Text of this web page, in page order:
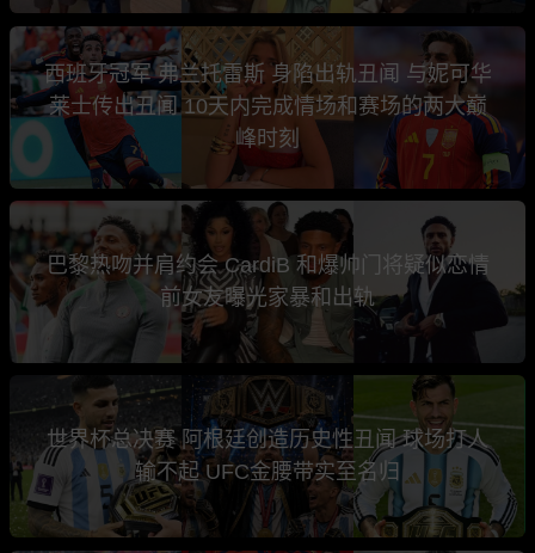
西班牙冠军 弗兰托雷斯 身陷出轨丑闻 与妮可华
莱士传出丑闻 10天内完成情场和赛场的两大巅
峰时刻
巴黎热吻并肩约会 CardiB 和爆帅门将疑似恋情
前女友曝光家暴和出轨
世界杯总决赛 阿根廷创造历史性丑闻 球场打人
输不起 UFC金腰带实至名归